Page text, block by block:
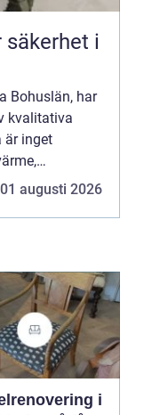
säkerhet i
Bohuslän, har
kvalitativa
är inget
01 augusti 2026
i